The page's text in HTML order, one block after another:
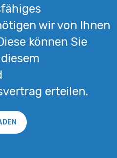
wir von Ihnen
können Sie
erteilen.